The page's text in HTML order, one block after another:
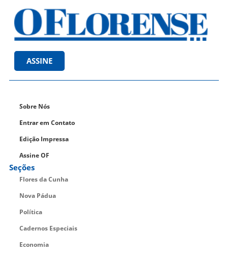
ASSINE
Sobre Nós
Entrar em Contato
Edição Impressa
Assine OF
Seções
Flores da Cunha
Nova Pádua
Política
Cadernos Especiais
Economia